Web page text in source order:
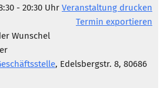
Veranstaltung drucken
Termin exportieren
- 20:30 Uhr
Wunschel
, Edelsbergstr. 8, 80686